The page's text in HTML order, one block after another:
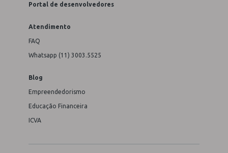
Portal de desenvolvedores
Atendimento
FAQ
Whatsapp (11) 3003.5525
Blog
Empreendedorismo
Educação Financeira
ICVA